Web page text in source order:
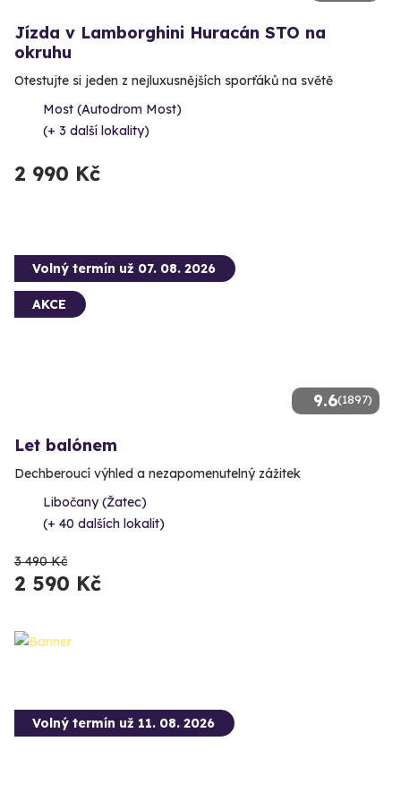
Jízda v Lamborghini Huracán STO na
okruhu
Otestujte si jeden z nejluxusnějších sporťáků na světě
Most (Autodrom Most)
(+ 3 další lokality)
2 990 Kč
9.6(1897)
Volný termín už 07. 08. 2026
AKCE
Let balónem
Dechberoucí výhled a nezapomenutelný zážitek
Libočany (Žatec)
(+ 40 dalších lokalit)
3 490 Kč
2 590 Kč
Volný termín už 11. 08. 2026